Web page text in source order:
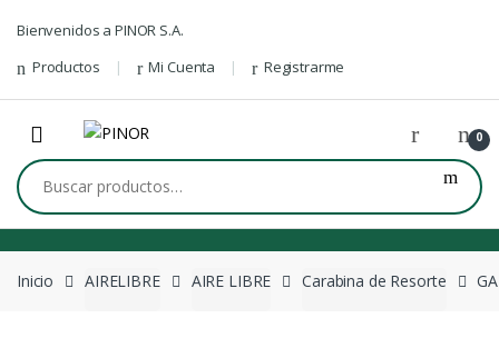
Bienvenidos a PINOR S.A.
Productos
Mi Cuenta Registrarme
0
Buscar por:
Inicio AIRELIBRE AIRE LIBRE Carabina de Resorte